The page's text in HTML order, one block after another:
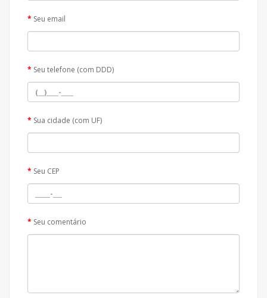
Seu email
Seu telefone (com DDD)
Sua cidade (com UF)
Seu CEP
Seu comentário